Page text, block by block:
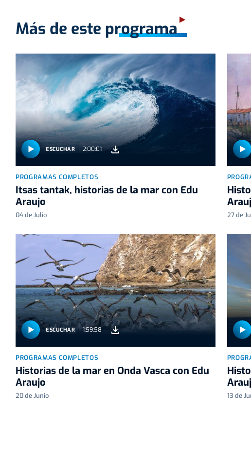
Más de este programa
ESCUCHAR 2:00:01
PROGRAMAS COMPLETOS
Itsas tantak, historias de la mar con Edu
Araujo
04 de Julio 27 de
ESCUCHAR 1:59:58
PROGRAMAS COMPLETOS
Historias de la mar en Onda Vasca con Edu
Araujo
20 de Junio 13 de